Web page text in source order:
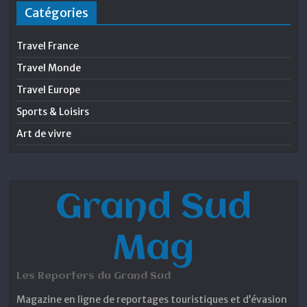
Catégories
Travel France
Travel Monde
Travel Europe
Sports & Loisirs
Art de vivre
Grand Sud
Mag
Les Reporters du Grand Sud
Magazine en ligne de reportages touristiques et d’évasion